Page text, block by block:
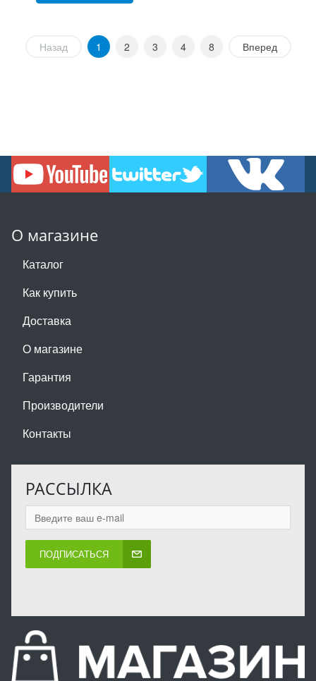
Назад 1 2 3 4 8 Вперед
О магазине
Каталог
Как купить
Доставка
О магазине
Гарантия
Производители
Контакты
РАССЫЛКА
ПОДПИСАТЬСЯ